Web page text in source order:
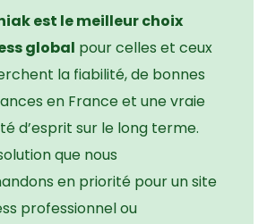
est le meilleur choix
global pour celles et ceux
la fiabilité, de bonnes
en France et une vraie
d’esprit sur le long terme.
que nous
en priorité pour un site
professionnel ou